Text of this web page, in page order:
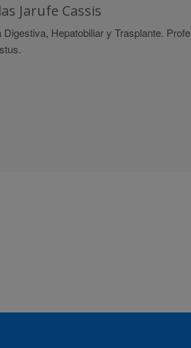
Jarufe Cassis
Digestiva, Hepatobiliar y Trasplante.